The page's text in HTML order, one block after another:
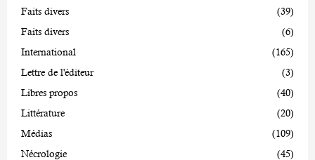
Faits divers
(39)
Faits divers
(6)
International
(165)
Lettre de l'éditeur
(3)
Libres propos
(40)
Littérature
(20)
Médias
(109)
Nécrologie
(45)